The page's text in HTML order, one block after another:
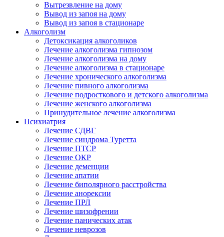
Вытрезвление на дому
Вывод из запоя на дому
Вывод из запоя в стационаре
Алкоголизм
Детоксикация алкоголиков
Лечение алкоголизма гипнозом
Лечение алкоголизма на дому
Лечение алкоголизма в стационаре
Лечение хронического алкоголизма
Лечение пивного алкоголизма
Лечение подросткового и детского алкоголизма
Лечение женского алкоголизма
Принудительное лечение алкоголизма
Психиатрия
Лечение СДВГ
Лечение синдрома Туретта
Лечение ПТСР
Лечение ОКР
Лечение деменции
Лечение апатии
Лечение биполярного расстройства
Лечение анорексии
Лечение ПРЛ
Лечение шизофрении
Лечение панических атак
Лечение неврозов